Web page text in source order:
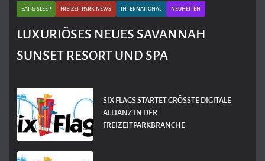
EAT & SLEEP FREIZEITPARK NEWS INTERNATIONAL NEUHEITEN
LUXURIÖSES NEUES SAVANNAH
SUNSET RESORT UND SPA
SIX FLAGS STARTET GRÖSSTE DIGITALE A
LLIANZ IN DER F
REIZEITPARKBRANCHE